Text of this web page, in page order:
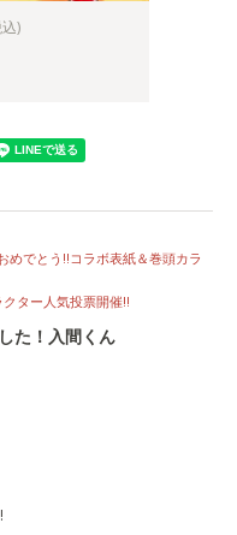
)
めでとう!!コラボ表紙＆巻頭カラ
ター人気投票開催!!
た！入間くん